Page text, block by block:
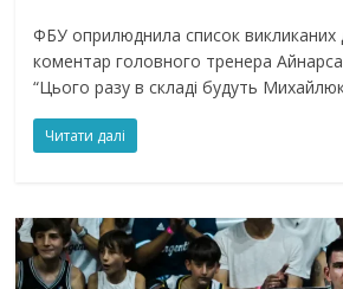
ФБУ оприлюднила список викликаних
коментар головного тренера Айнарса
“Цього разу в складі будуть
Читати далі